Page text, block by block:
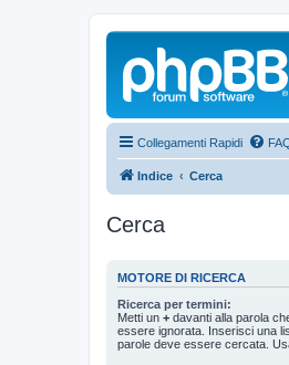
Collegamenti Rapidi
Indice Cerca
Cerca
MOTORE DI RICERCA
Ricerca per termini:
Metti un + davanti alla parola
essere ignorata. Inserisci una
parole deve essere cercata.